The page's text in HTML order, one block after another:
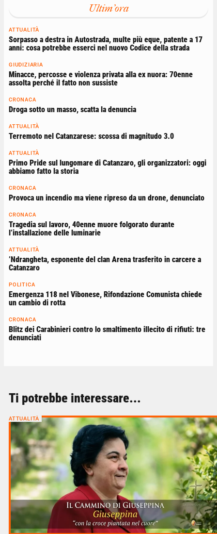
Ultim'ora
ATTUALITÀ
Sorpasso a destra in Autostrada, multe più eque, patente a 17
anni: cosa potrebbe esserci nel nuovo Codice della strada
GIUDIZIARIA
Minacce, percosse e violenza privata alla ex nuora: 70enne
assolta perché il fatto non sussiste
CRONACA
Droga sotto un masso, scatta la denuncia
ATTUALITÀ
Terremoto nel Catanzarese: scossa di magnitudo 3.0
ATTUALITÀ
Primo Pride sul lungomare di Catanzaro, gli organizzatori: oggi
abbiamo fatto la storia
CRONACA
Provoca un incendio ma viene ripreso da un drone, denunciato
CRONACA
Tragedia sul lavoro, 40enne muore folgorato durante
l’installazione delle luminarie
ATTUALITÀ
’Ndrangheta, esponente del clan Arena trasferito in carcere a
Catanzaro
POLITICA
Emergenza 118 nel Vibonese, Rifondazione Comunista chiede
un cambio di rotta
CRONACA
Blitz dei Carabinieri contro lo smaltimento illecito di rifiuti: tre
denunciati
Ti potrebbe interessare...
ATTUALITÀ